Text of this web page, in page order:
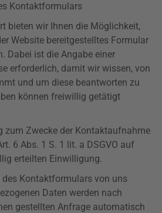
Kontaktformulars
bieten wir Ihnen die Möglichkeit,
Website bereitgestelltes Formular
Dabei ist die Angabe einer
erforderlich, damit wir wissen, von
und um diese beantworten zu
können freiwillig getätigt
zum Zwecke der Kontaktaufnahme
6 Abs. 1 S. 1 lit. a DSGVO auf
erteilten Einwilligung.
Kontaktformulars von uns
Daten werden nach
gestellten Anfrage automatisch